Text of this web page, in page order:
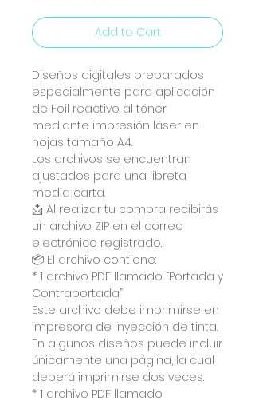
Add to Cart
Diseños digitales preparados
especialmente para aplicación
de Foil reactivo al tóner
mediante impresión láser en
hojas tamaño A4.
Los archivos se encuentran
ajustados para una libreta
media carta.
📩 Al realizar tu compra recibirás
un archivo ZIP en el correo
electrónico registrado.
📦 El archivo contiene:
* 1 archivo PDF llamado “Portada y
Contraportada”
Este archivo debe imprimirse en
impresora de inyección de tinta.
En algunos diseños puede incluir
únicamente una página, la cual
deberá imprimirse dos veces.
* 1 archivo PDF llamado